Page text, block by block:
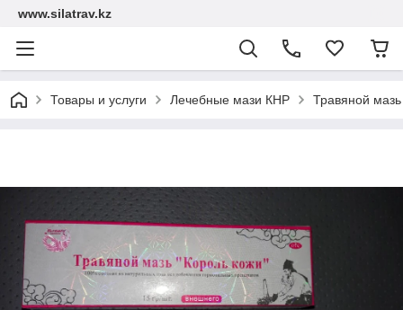
www.silatrav.kz
Товары и услуги Лечебные мази КНР Травяной